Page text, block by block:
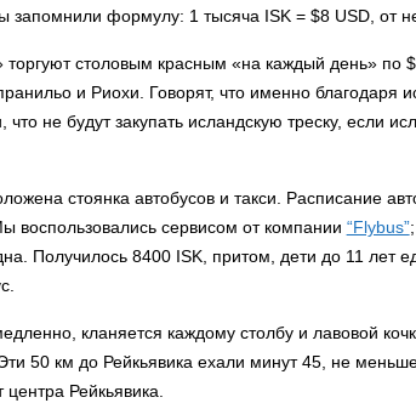
формулу: 1 тысяча ISK = $8 USD, от
столовым красным «на каждый день» по
и Риохи. Говорят, что именно благодаря
не будут закупать исландскую треску, если
стоянка автобусов и такси. Расписание
воспользовались сервисом от компании “Flybus”
Получилось 8400 ISK, притом, дети до 11 лет
кланяется каждому столбу и лавовой
50 км до Рейкьявика ехали минут 45, не
Рейкьявика.